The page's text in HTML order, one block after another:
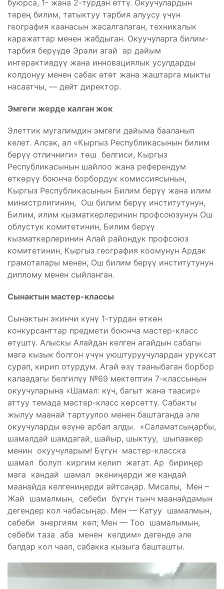
буюрса, 1- жана 2-турдан өттү. Окуучулардын
терең билим, татыктуу тарбия алуусу үчүн
география каанасын жасалгалаган, техникалык
каражаттар менен жабдыган. Окуучуларга билим-
тарбия берүүдө Эрали агай ар дайым
интерактивдүү жана инновациялык усулдарды
колдонуу менен сабак өтөт жана жаштарга мыкты
насаатчы, — дейт директор.
Эмгеги жерде калган жок
Элеттик мугалимдин эмгеги дайыма бааланып
келет. Алсак, ал «Кыргыз Республикасынын билим
берүү отличниги» төш белгиси, Кыргыз
Республикасынын шайлоо жана референдум
өткөрүү боюнча борбордук комиссиясынын,
Кыргыз Республикасынын Билим берүү жана илим
министрлигинин, Ош билим берүү институтунун,
Билим, илим кызматкерлеринин профсоюзунун Ош
облустук комитетинин, Билим берүү
кызматкерлеринин Алай райондук профсоюз
комитетинин, Кыргыз география коомунун Ардак
грамоталары менен, Ош билим берүү институтунун
диплому менен сыйланган.
Сынактын мастер-классы
Сынактын экинчи күнү 1-турдан өткөн
конкурсанттар предмети боюнча мастер-класс
өтүштү. Алыскы Алайдан келген агайдын сабагы
мага кызык болгон үчүн уюштуруучулардан уруксат
сурап, кирип отурдум. Агай өзү тааныбаган борбор
калаадагы белгилүү №69 мектептин 7-классынын
окуучуларына «Шамал: күч, багыт жана таасир»
аттуу темада мастер-класс көрсөттү. Сабакты
жылуу маанай тартуулоо менен баштаганда эле
окуучуларды өзүнө арбап алды. «Саламатсыңарбы,
шамалдай шамдагай, шайыр, шыктуу, шыпаакер
менин окуучуларым! Бүгүн мастер-класска
шамал болуп киргим келип жатат. Ар бириңер
мага кандай шамал экениңерди же кандай
маанайда келгениңерди айтсаңар. Мисалы, Мен –
Жай шамалмын, себеби бүгүн тынч маанайдамын
дегендер кол чабасыңар. Мен — Катуу шамалмын,
себеби энергиям көп; Мен — Тоо шамалымын,
себеби таза аба менен келдим» дегенде эле
балдар кол чаап, сабакка кызыга башташты.